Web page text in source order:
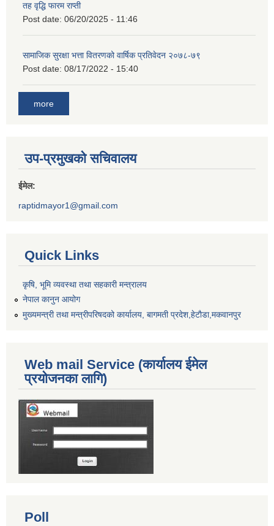
तह वृद्धि फारम राप्ती
Post date: 06/20/2025 - 11:46
सामाजिक सुरक्षा भत्ता वितरणको वार्षिक प्रतिवेदन २०७८-७९
Post date: 08/17/2022 - 15:40
more
उप-प्रमुखको सचिवालय
ईमेल:
raptidmayor1@gmail.com
Quick Links
कृषि, भूमि व्यवस्था तथा सहकारी मन्त्रालय
नेपाल कानुन आयोग
मुख्यमन्त्री तथा मन्त्रीपरिषदको कार्यालय, बागमती प्रदेश,हेटाैडा,मकवानपुर
Web mail Service (कार्यालय ईमेल
प्रयोजनका लागि)
Poll